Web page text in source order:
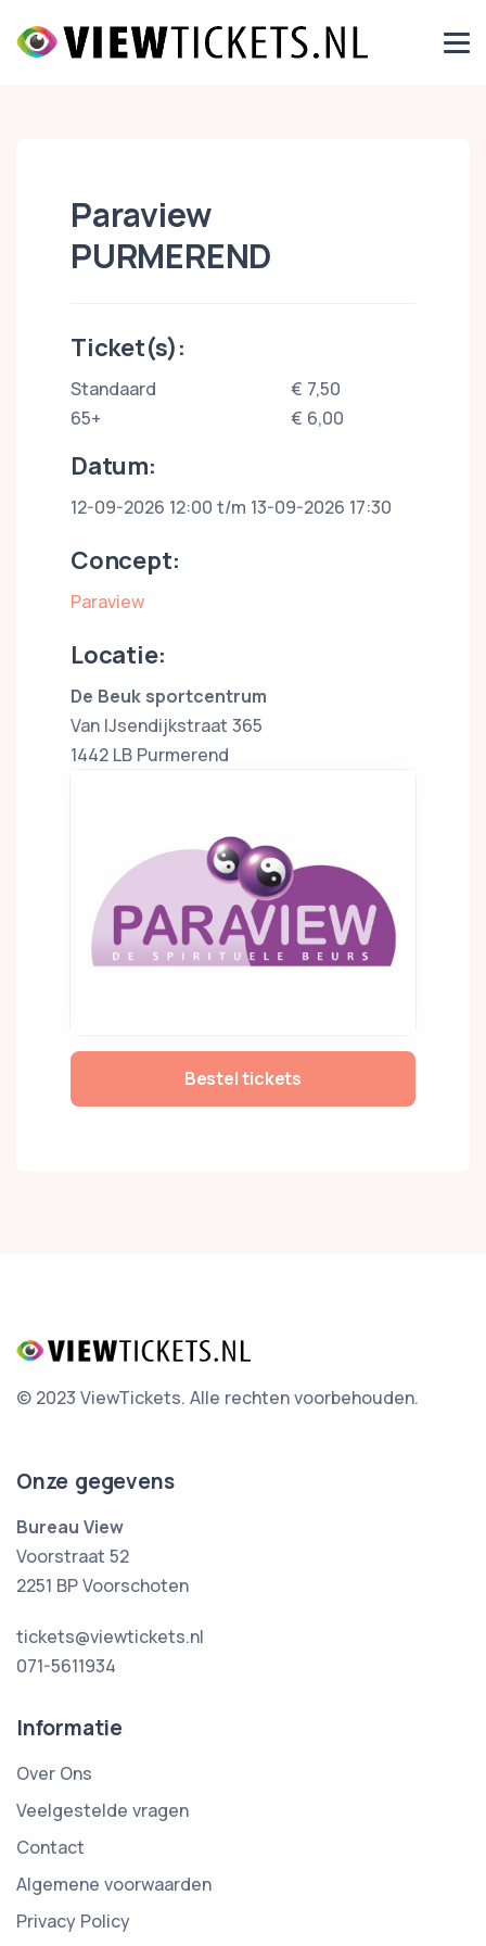
Paraview
PURMEREND
Ticket(s):
Standaard
€ 7,50
65+
€ 6,00
Datum:
12-09-2026 12:00 t/m 13-09-2026 17:30
Concept:
Paraview
Locatie:
De Beuk sportcentrum
Van IJsendijkstraat 365
1442 LB Purmerend
Bestel tickets
© 2023 ViewTickets. Alle rechten voorbehouden.
Onze gegevens
Bureau View
Voorstraat 52
2251 BP Voorschoten
tickets@viewtickets.nl
071-5611934
Informatie
Over Ons
Veelgestelde vragen
Contact
Algemene voorwaarden
Privacy Policy